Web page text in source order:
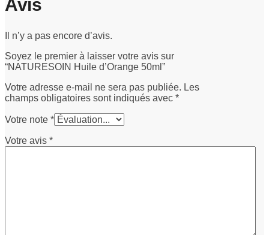
Avis
Il n’y a pas encore d’avis.
Soyez le premier à laisser votre avis sur
“NATURESOIN Huile d’Orange 50ml”
Votre adresse e-mail ne sera pas publiée. Les
champs obligatoires sont indiqués avec *
Votre note *
Votre avis *